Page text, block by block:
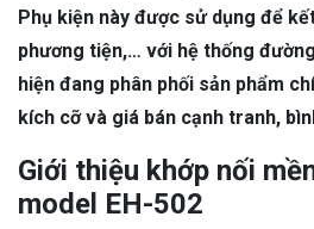
Phụ kiện này được sử dụng để
phương tiện,… với hệ thống
hiện đang phân phối sản phẩm
kích cỡ và giá bán cạnh tranh,
Giới thiệu khớp nối
model EH-502